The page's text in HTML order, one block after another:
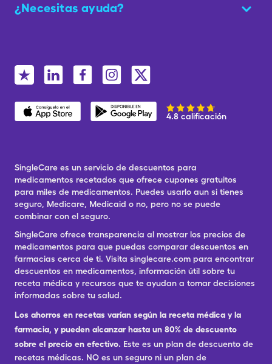
¿Necesitas ayuda?
4.8 calificación
SingleCare es un servicio de descuentos para
medicamentos recetados que ofrece cupones gratuitos
para miles de medicamentos. Puedes usarlo aun si tienes
seguro, Medicare, Medicaid o no, pero no se puede
combinar con el seguro.
SingleCare ofrece transparencia al mostrar los precios de
medicamentos para que puedas comparar descuentos en
farmacias cerca de ti. Visita singlecare.com para encontrar
descuentos en medicamentos, información útil sobre tu
receta médica y recursos que te ayudan a tomar decisiones
informadas sobre tu salud.
Los ahorros en recetas varían según la receta médica y la
farmacia, y pueden alcanzar hasta un 80% de descuento
sobre el precio en efectivo. Este es un plan de descuento de
recetas médicas. NO es un seguro ni un plan de